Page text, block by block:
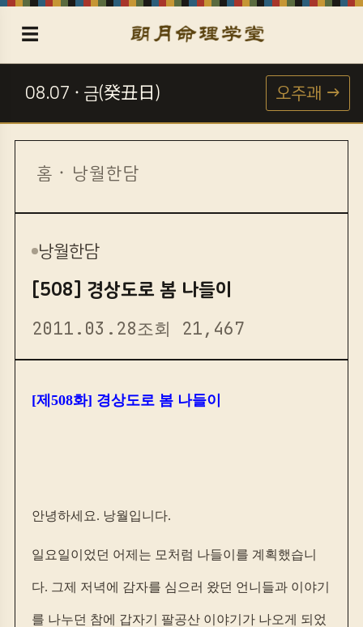
☰
08.07 · 금(癸丑日) 오주괘 →
홈 · 낭월한담
낭월한담
[508] 경상도로 봄 나들이
2011.03.28조회 21,467
[제508화] 경상도로 봄 나들이
안녕하세요. 낭월입니다.
일요일이었던 어제는 모처럼 나들이를 계획했습니
다. 그제 저녁에 감자를 심으러 왔던 언니들과 이야기
를 나누던 참에 갑자기 팔공산 이야기가 나오게 되었